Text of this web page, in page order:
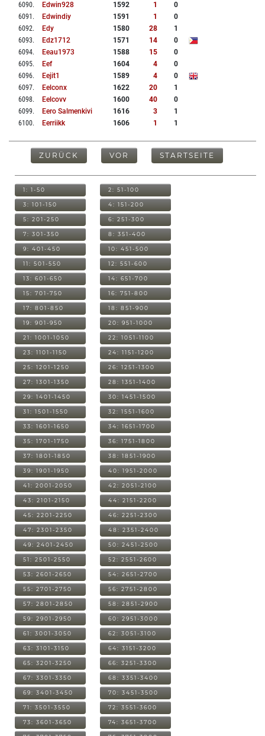
6090. Edwin928 1592 1
0
6091 . Edwindiy 1591 1
0
6092. Edy 1580 28
1
6093. Edz1712 1571 14
0
6094. Eeau1973 1588 15
0
6095. Eef 1604 4
0
6096. Eejit1 1589 4
0
6097. Eelconx 1622 20
1
6098. Eelcovv 1600 40
0
6099. Eero Salmenkivi 1616 3
1
6100. Eerriikk 1606 1 1
ZURÜCK VOR STARTSEITE
1: 1-50 2: 51-100
3: 101-150 4: 151-200
5: 201-250 6: 251-300
7: 301-350 8: 351-400
9: 401-450 10: 451-500
11: 501-550 12: 551-600
13: 601-650 14: 651-700
15: 701-750 16: 751-800
17: 801-850 18: 851-900
19: 901-950 20: 951-1000
21: 1001-1050 22: 1051-1100
23: 1101-1150 24: 1151-1200
25: 1201-1250 26: 1251-1300
27: 1301-1350 28: 1351-1400
29: 1401-1450 30: 1451-1500
31: 1501-1550 32: 1551-1600
33: 1601-1650 34: 1651-1700
35: 1701-1750 36: 1751-1800
37: 1801-1850 38: 1851-1900
39: 1901-1950 40: 1951-2000
41: 2001-2050 42: 2051-2100
43: 2101-2150 44: 2151-2200
45: 2201-2250 46: 2251-2300
47: 2301-2350 48: 2351-2400
49: 2401-2450 50: 2451-2500
51: 2501-2550 52: 2551-2600
53: 2601-2650 54: 2651-2700
55: 2701-2750 56: 2751-2800
57: 2801-2850 58: 2851-2900
59: 2901-2950 60: 2951-3000
61: 3001-3050 62: 3051-3100
63: 3101-3150 64: 3151-3200
65: 3201-3250 66: 3251-3300
67: 3301-3350 68: 3351-3400
69: 3401-3450 70: 3451-3500
71: 3501-3550 72: 3551-3600
73: 3601-3650 74: 3651-3700